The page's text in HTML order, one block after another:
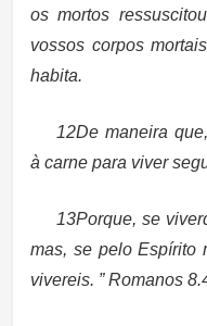
os mortos
vossos corpos
habita.
12De maneira
à carne para viver
13Porque, se
mas, se pelo Espírito
vivereis. ” Romanos